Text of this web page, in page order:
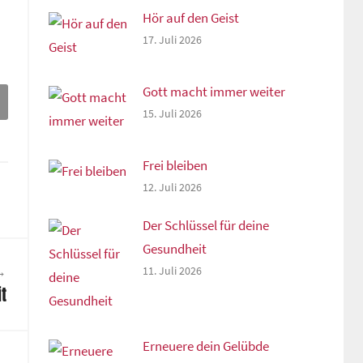
Hör auf den Geist
17. Juli 2026
Gott macht immer weiter
15. Juli 2026
Frei bleiben
12. Juli 2026
Der Schlüssel für deine
Gesundheit
11. Juli 2026
Erneuere dein Gelübde